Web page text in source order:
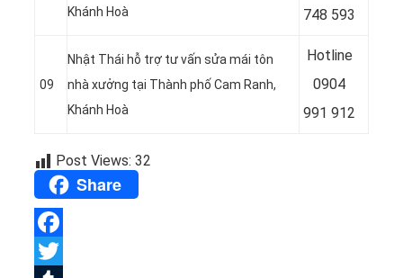
Khánh Hoà
748 593
09
Nhật Thái hỗ trợ tư vấn sửa mái tôn
nhà xưởng tại Thành phố Cam Ranh,
Khánh Hoà
Hotline
0904
991 912
Post Views: 32
Share
Facebook